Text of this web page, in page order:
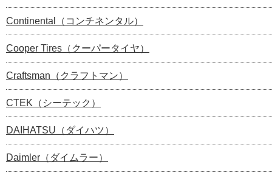
Continental（コンチネンタル）
Cooper Tires（クーパータイヤ）
Craftsman（クラフトマン）
CTEK（シーテック）
DAIHATSU（ダイハツ）
Daimler（ダイムラー）